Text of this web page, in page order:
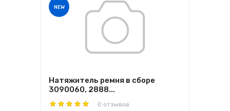
NEW
Натяжитель ремня в сборе
3090060, 2888...
0 отзывов